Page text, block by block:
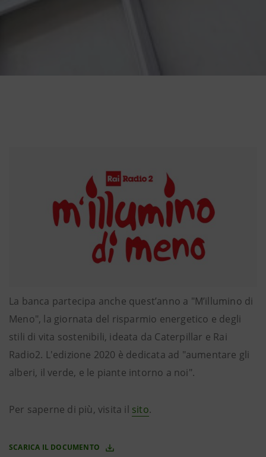
La banca partecipa anche quest’anno a "M’illumino di
Meno", la giornata del risparmio energetico e degli
stili di vita sostenibili, ideata da Caterpillar e Rai
Radio2. L'edizione 2020 è dedicata ad "aumentare gli
alberi, il verde, e le piante intorno a noi".
Per saperne di più, visita il sito.
SCARICA IL DOCUMENTO